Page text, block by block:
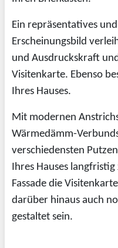
Ein repräsentatives
Erscheinungsbild
und Ausdruckskraft
Visitenkarte. Ebenso
Ihres Hauses.
Mit modernen
Wärmedämm-
verschiedensten
Ihres Hauses
Fassade die
darüber hinaus auch
gestaltet sein.